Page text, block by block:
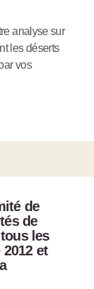
analyse sur
les déserts
vos
de
de
les
et